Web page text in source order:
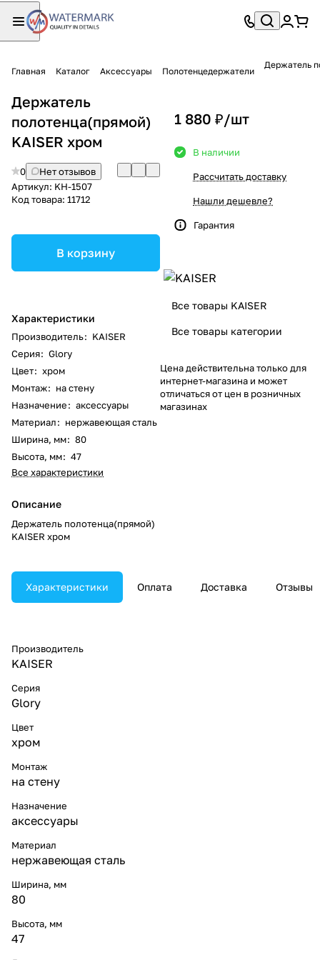
Главная Каталог Аксессуары Полотенцедержатели
Держатель
Держатель
полотенца(прямой)
KAISER хром
0
Нет отзывов
Артикул: KH-1507
Код товара: 11712
В корзину
Характеристики
Производитель: KAISER
Серия: Glory
Цвет: хром
Монтаж: на стену
Назначение: аксессуары
Материал: нержавеющая сталь
Ширина, мм: 80
Высота, мм: 47
Все характеристики
Описание
Держатель полотенца(прямой)
KAISER хром
1 880 ₽/шт
В наличии
Рассчитать доставку
Нашли дешевле?
Гарантия
Все товары KAISER
Все товары категории
Цена действительна только для
интернет-магазина и может
отличаться от цен в розничных
магазинах
Характеристики Оплата Доставка Отзывы
Производитель
KAISER
Серия
Glory
Цвет
хром
Монтаж
на стену
Назначение
аксессуары
Материал
нержавеющая сталь
Ширина, мм
80
Высота, мм
47